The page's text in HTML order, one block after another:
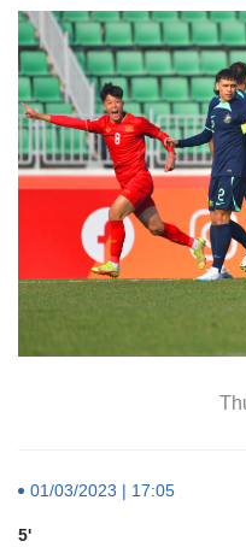
01/03/2023 | 17:05
5'